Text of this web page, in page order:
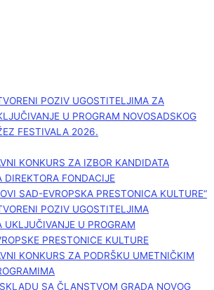
POZIV UGOSTITELJIMA ZA
U PROGRAM NOVOSADSKOG
FESTIVALA 2026.
KONKURS ZA IZBOR KANDIDATA
DIREKTORA FONDACIJE
SAD-EVROPSKA PRESTONICA KULTURE“
POZIV UGOSTITELJIMA
UKLJUČIVANJE U PROGRAM
PRESTONICE KULTURE
KONKURS ZA PODRŠKU UMETNIČKIM
SA ČLANSTVOM GRADA NOVOG